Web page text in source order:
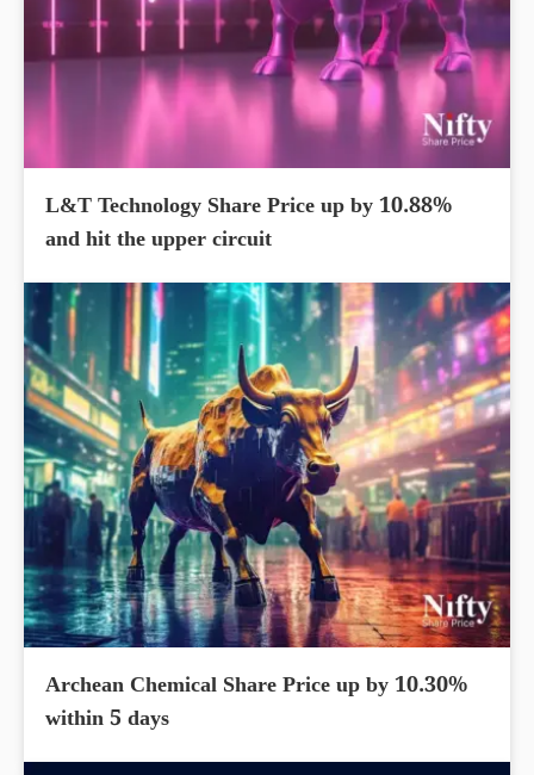
L&T Technology Share Price up by 10.88%
and hit the upper circuit
Archean Chemical Share Price up by 10.30%
within 5 days